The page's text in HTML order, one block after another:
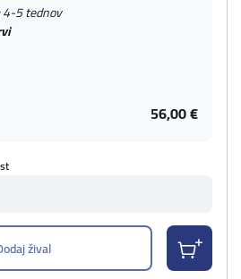
4-5 tednov
56,00 €
žival